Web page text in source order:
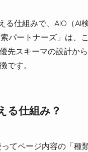
仕組みで、AIO（
パートナーズ」は
先スキーマの設計か
です。
る仕組み？
てページ内容の「種